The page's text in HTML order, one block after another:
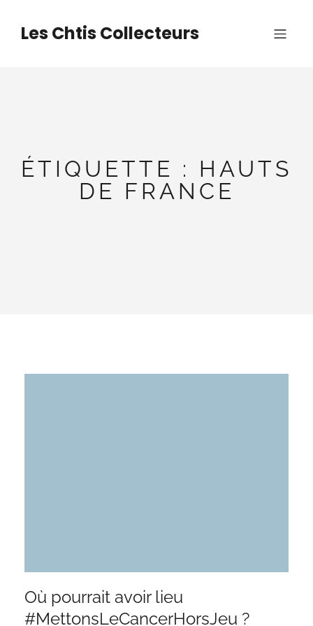
contenuLes Chtis Collecteurs
ÉTIQUETTE : HAUTS
DE FRANCE
Où pourrait avoir lieu
#MettonsLeCancerHorsJeu ?